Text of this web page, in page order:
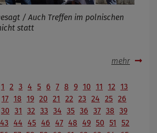
/ Auch Treffen im polnischen
statt
mehr
1 2 3 4 5 6 7 8 9 10 11 12 13
17 18 19 20 21 22 23 24 25 26
30 31 32 33 34 35 36 37 38 39
43 44 45 46 47 48 49 50 51
52